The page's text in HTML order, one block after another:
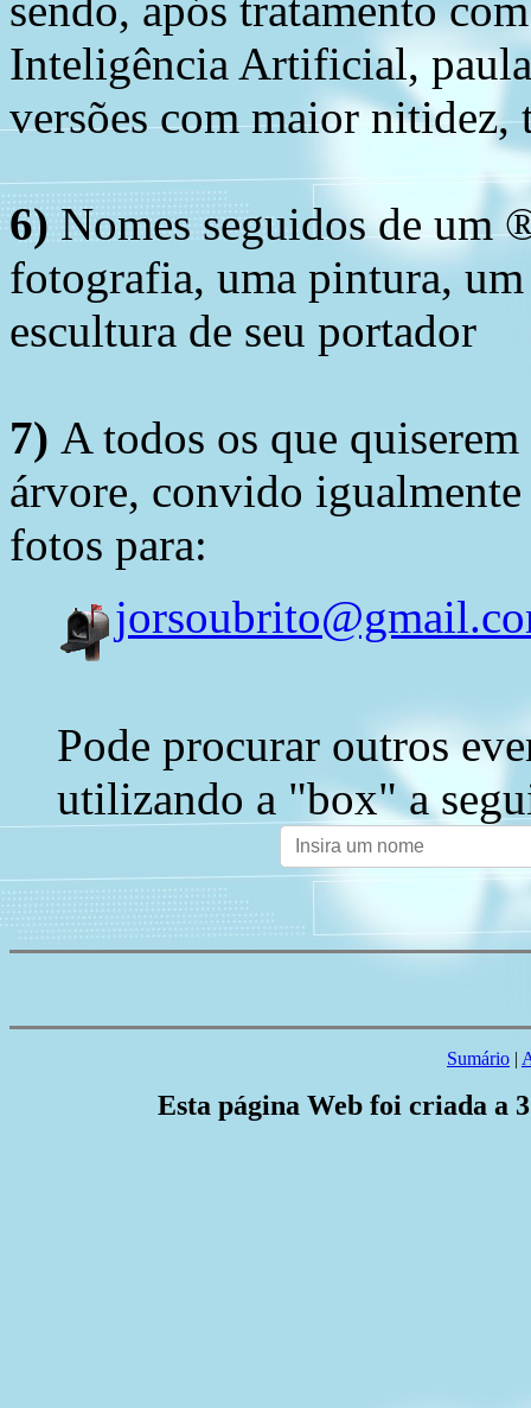
Inteligência Artificial,
versões com maior nitidez,
6) Nomes seguidos de um
fotografia, uma pintura,
escultura de seu portador
7) A todos os que
árvore, convido
fotos para:
Pode procurar outros
utilizando a "box" a
Sumário |
Esta página Web foi criada a